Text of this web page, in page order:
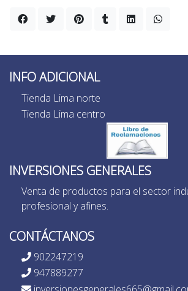
INFO ADICIONAL
Tienda Lima norte
Tienda Lima centro
INVERSIONES GENERALES
Venta de productos para el sector
profesional y afines.
CONTÁCTANOS
902247219
947889277